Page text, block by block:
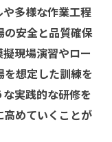
多様な作業工程
の安全と品質確保
現場演習やロー
想定した訓練を
実践的な研修を
めていくことが